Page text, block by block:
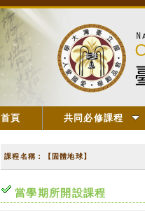
首頁 共同必修課程
課程名稱：【固體地球】
當學期所開設課程